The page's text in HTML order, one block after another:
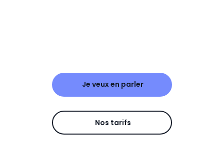
Je veux en parler
Nos tarifs